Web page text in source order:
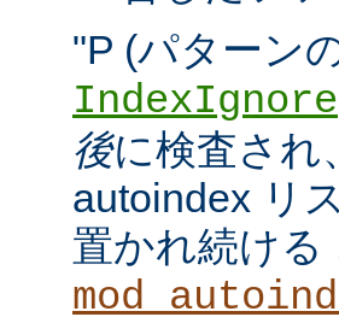
"P (パターン
IndexIgnore
後に検査され
autoindex リ
置かれ続ける